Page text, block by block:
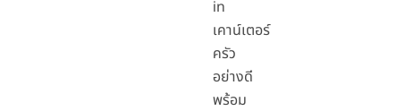
in
เคาน์เตอร์
ครัว
อย่างดี
พร้อม